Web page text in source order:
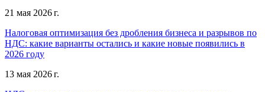
21 мая 2026 г.
Налоговая оптимизация без дробления бизнеса и разрывов по
НДС: какие варианты остались и какие новые появились в
2026 году
13 мая 2026 г.